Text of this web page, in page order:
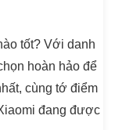
tốt? Với danh
hoàn hảo để
cùng tớ điểm
đang được